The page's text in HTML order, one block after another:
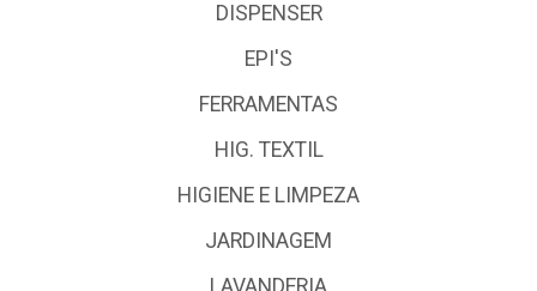
DISPENSER
EPI'S
FERRAMENTAS
HIG. TEXTIL
HIGIENE E LIMPEZA
JARDINAGEM